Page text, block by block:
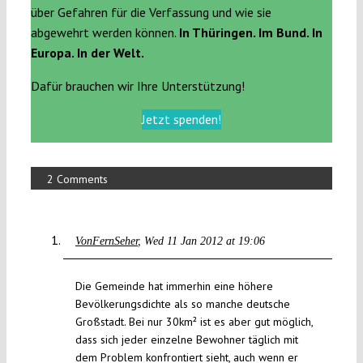
über Gefahren für die Verfassung und wie sie
abgewehrt werden können. In Thüringen. Im Bund. In
Europa. In der Welt.
Dafür brauchen wir Ihre Unterstützung!
Jetzt spenden!
2 Comments
VonFernSeher Wed 11 Jan 2012 at 19:06
Die Gemeinde hat immerhin eine höhere
Bevölkerungsdichte als so manche deutsche
Großstadt. Bei nur 30km² ist es aber gut möglich,
dass sich jeder einzelne Bewohner täglich mit
dem Problem konfrontiert sieht, auch wenn er